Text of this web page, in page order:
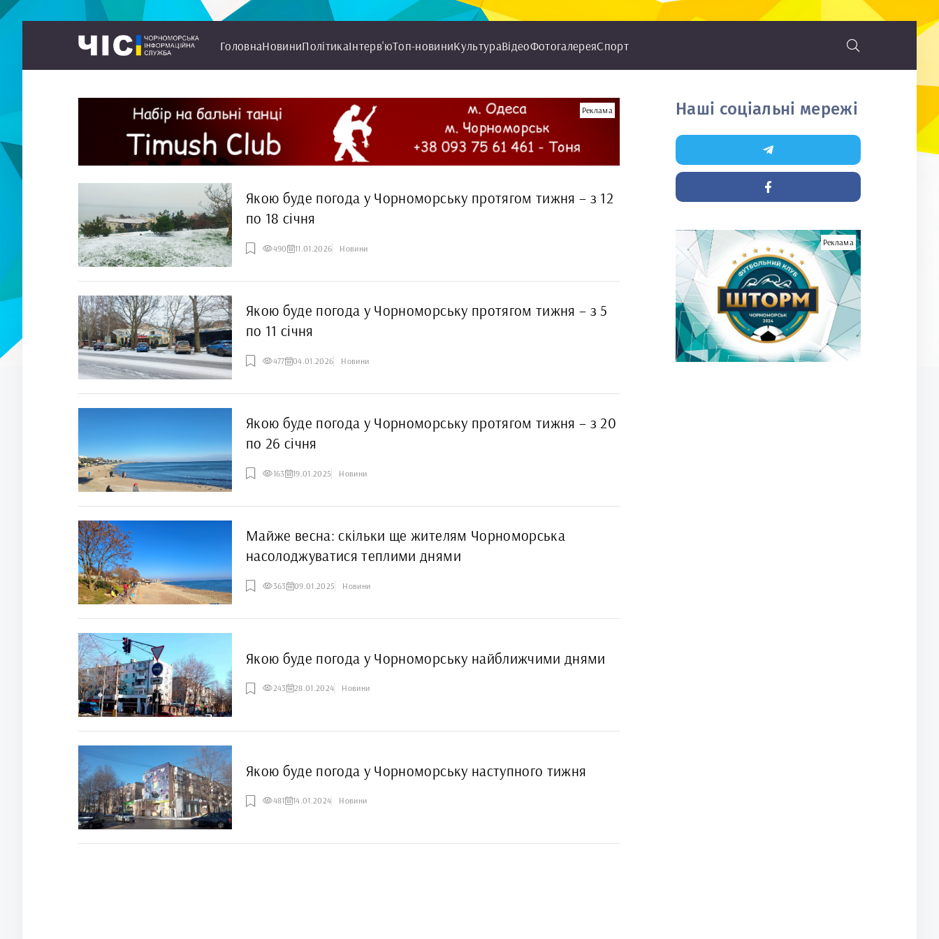
ГоловнаНовиниПолітикаІнтерв'юТоп-новиниКультураВідеоФотогалереяСпорт
Реклама
Якою буде погода у Чорноморську протягом тижня – з 12
по 18 січня
490 11.01.2026 Новини
Якою буде погода у Чорноморську протягом тижня – з 5
по 11 січня
477 04.01.2026 Новини
Якою буде погода у Чорноморську протягом тижня – з 20
по 26 січня
163 19.01.2025 Новини
Майже весна: скільки ще жителям Чорноморська
насолоджуватися теплими днями
363 09.01.2025 Новини
Якою буде погода у Чорноморську найближчими днями
243 28.01.2024 Новини
Якою буде погода у Чорноморську наступного тижня
481 14.01.2024 Новини
Наші соціальні мережі
Реклама